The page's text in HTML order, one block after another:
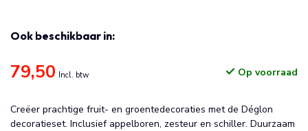
Ook beschikbaar in:
79,50 Incl. btw Op voorraad
Creëer prachtige fruit- en groentedecoraties met de Déglon
decoratieset. Inclusief appelboren, zesteur en schiller. Duurzaam